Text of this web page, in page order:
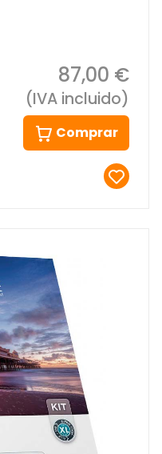
87,00 €
(IVA incluido)
Comprar